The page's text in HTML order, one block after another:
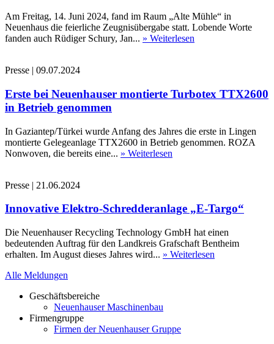
Am Freitag, 14. Juni 2024, fand im Raum „Alte Mühle“ in
Neuenhaus die feierliche Zeugnisübergabe statt. Lobende Worte
fanden auch Rüdiger Schury, Jan... » Weiterlesen
Presse | 09.07.2024
Erste bei Neuenhauser montierte Turbotex TTX2600
in Betrieb genommen
In Gaziantep/Türkei wurde Anfang des Jahres die erste in Lingen
montierte Gelegeanlage TTX2600 in Betrieb genommen. ROZA
Nonwoven, die bereits eine... » Weiterlesen
Presse | 21.06.2024
Innovative Elektro-Schredderanlage „E-Targo“
Die Neuenhauser Recycling Technology GmbH hat einen
bedeutenden Auftrag für den Landkreis Grafschaft Bentheim
erhalten. Im August dieses Jahres wird... » Weiterlesen
Alle Meldungen
Geschäftsbereiche
Neuenhauser Maschinenbau
Firmengruppe
Firmen der Neuenhauser Gruppe